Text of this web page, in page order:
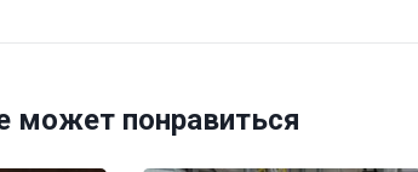
может понравиться